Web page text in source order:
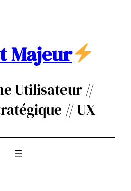
Majeur
Utilisateur //
// UX